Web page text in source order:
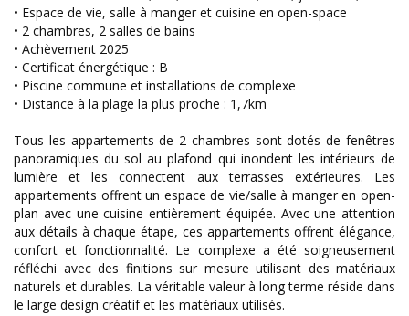
• Espace de vie, salle à manger et cuisine en open-space
• 2 chambres, 2 salles de bains
• Achèvement 2025
• Certificat énergétique : B
• Piscine commune et installations de complexe
• Distance à la plage la plus proche : 1,7km
Tous les appartements de 2 chambres sont dotés de fenêtres
panoramiques du sol au plafond qui inondent les intérieurs de
lumière et les connectent aux terrasses extérieures. Les
appartements offrent un espace de vie/salle à manger en open-
plan avec une cuisine entièrement équipée. Avec une attention
aux détails à chaque étape, ces appartements offrent élégance,
confort et fonctionnalité. Le complexe a été soigneusement
réfléchi avec des finitions sur mesure utilisant des matériaux
naturels et durables. La véritable valeur à long terme réside dans
le large design créatif et les matériaux utilisés.